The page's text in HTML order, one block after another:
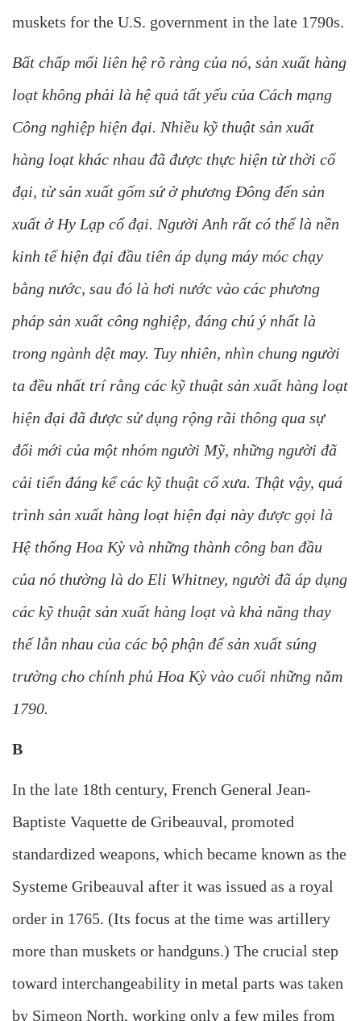
muskets for the U.S. government in the late 1790s.
Bất chấp mối liên hệ rõ ràng của nó, sản xuất hàng
loạt không phải là hệ quả tất yếu của Cách mạng
Công nghiệp hiện đại. Nhiều kỹ thuật sản xuất
hàng loạt khác nhau đã được thực hiện từ thời cổ
đại, từ sản xuất gốm sứ ở phương Đông đến sản
xuất ở Hy Lạp cổ đại. Người Anh rất có thể là nền
kinh tế hiện đại đầu tiên áp dụng máy móc chạy
bằng nước, sau đó là hơi nước vào các phương
pháp sản xuất công nghiệp, đáng chú ý nhất là
trong ngành dệt may. Tuy nhiên, nhìn chung người
ta đều nhất trí rằng các kỹ thuật sản xuất hàng loạt
hiện đại đã được sử dụng rộng rãi thông qua sự
đổi mới của một nhóm người Mỹ, những người đã
cải tiến đáng kể các kỹ thuật cổ xưa. Thật vậy, quá
trình sản xuất hàng loạt hiện đại này được gọi là
Hệ thống Hoa Kỳ và những thành công ban đầu
của nó thường là do Eli Whitney, người đã áp dụng
các kỹ thuật sản xuất hàng loạt và khả năng thay
thế lẫn nhau của các bộ phận để sản xuất súng
trường cho chính phủ Hoa Kỳ vào cuối những năm
1790.
B
In the late 18th century, French General Jean-
Baptiste Vaquette de Gribeauval, promoted
standardized weapons, which became known as the
Systeme Gribeauval after it was issued as a royal
order in 1765. (Its focus at the time was artillery
more than muskets or handguns.) The crucial step
toward interchangeability in metal parts was taken
by Simeon North, working only a few miles from